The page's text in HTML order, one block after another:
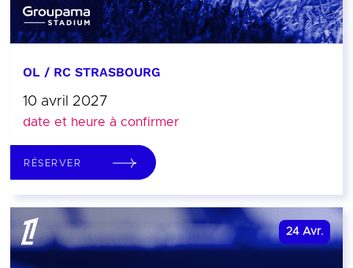
OL / RC STRASBOURG
10 avril 2027
date et heure à confirmer
RÉSERVER
24 Avr.